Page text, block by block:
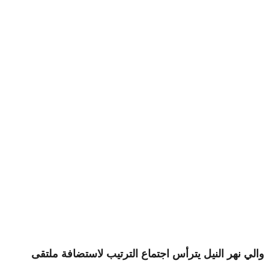
والي نهر النيل يترأس اجتماع الترتيب لاستضافة ملتقى